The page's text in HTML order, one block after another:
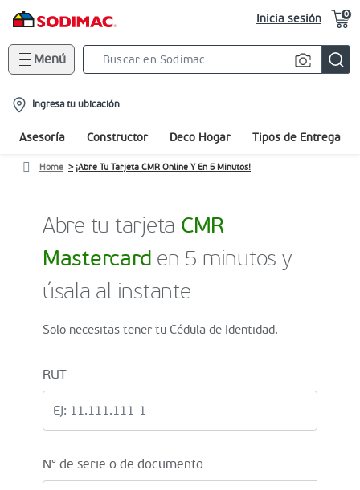
Inicia sesión 0
Menú
location-
icon
Ingresa tu ubicación
Asesoría Constructor Deco Hogar Tipos de Entrega
Home ¡Abre Tu Tarjeta CMR Online Y En 5 Minutos!
Abre tu tarjeta CMR
Mastercard en 5 minutos y
úsala al instante
Solo necesitas tener tu Cédula de Identidad.
RUT
N° de serie o de documento